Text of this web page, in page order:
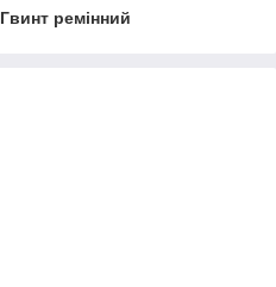
Гвинт ремінний